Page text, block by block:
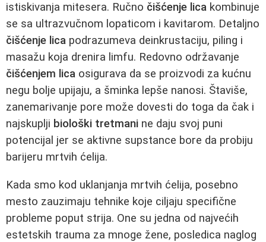
istiskivanja mitesera. Ručno čišćenje lica kombinuje
se sa ultrazvučnom lopaticom i kavitarom. Detaljno
čišćenje lica podrazumeva deinkrustaciju, piling i
masažu koja drenira limfu. Redovno održavanje
čišćenjem lica osigurava da se proizvodi za kućnu
negu bolje upijaju, a šminka lepše nanosi. Štaviše,
zanemarivanje pore može dovesti do toga da čak i
najskuplji biološki tretmani ne daju svoj puni
potencijal jer se aktivne supstance bore da probiju
barijeru mrtvih ćelija.
Kada smo kod uklanjanja mrtvih ćelija, posebno
mesto zauzimaju tehnike koje ciljaju specifične
probleme poput strija. One su jedna od najvećih
estetskih trauma za mnoge žene, posledica naglog